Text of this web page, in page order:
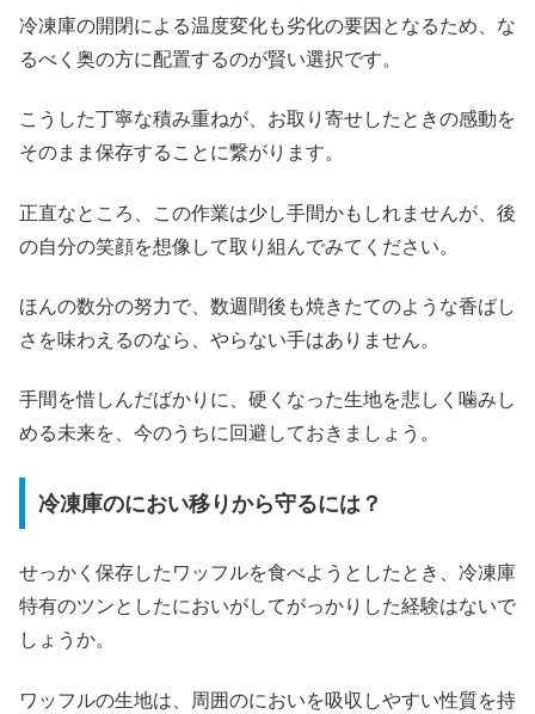
冷凍庫の開閉による温度変化も劣化の要因となるため、な
るべく奥の方に配置するのが賢い選択です。
こうした丁寧な積み重ねが、お取り寄せしたときの感動を
そのまま保存することに繋がります。
正直なところ、この作業は少し手間かもしれませんが、後
の自分の笑顔を想像して取り組んでみてください。
ほんの数分の努力で、数週間後も焼きたてのような香ばし
さを味わえるのなら、やらない手はありません。
手間を惜しんだばかりに、硬くなった生地を悲しく噛みし
める未来を、今のうちに回避しておきましょう。
冷凍庫のにおい移りから守るには？
せっかく保存したワッフルを食べようとしたとき、冷凍庫
特有のツンとしたにおいがしてがっかりした経験はないで
しょうか。
ワッフルの生地は、周囲のにおいを吸収しやすい性質を持